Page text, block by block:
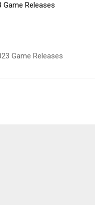
Game Releases
Game Releases